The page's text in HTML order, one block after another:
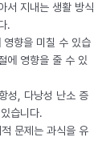
서 지내는 생활 방식
.
향을 미칠 수 있습
에 영향을 줄 수 있
성, 다낭성 난소 증
습니다.
문제는 과식을 유